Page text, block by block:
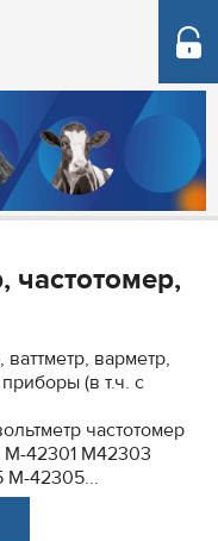
частотомер,
варметр,
(в т.ч. с
частотомер
М-42301 M42303
М-42305...